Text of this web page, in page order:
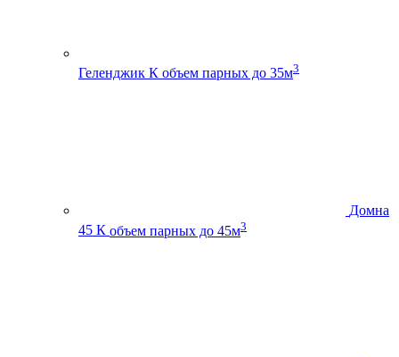
Геленджик К объем парных до 35м3
Домна
45 К объем парных до 45м3